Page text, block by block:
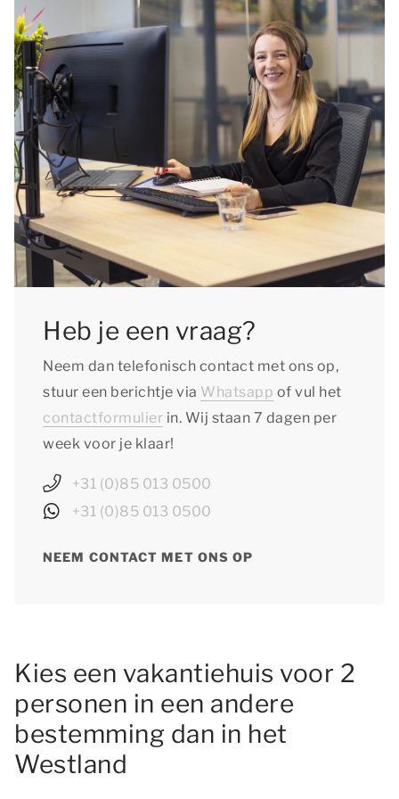
Heb je een vraag?
Neem dan telefonisch contact met ons op,
stuur een berichtje via Whatsapp of vul het
contactformulier in. Wij staan 7 dagen per
week voor je klaar!
+31 (0)85 013 0500
+31 (0)85 013 0500
NEEM CONTACT MET ONS OP
Kies een vakantiehuis voor 2
personen in een andere
bestemming dan in het
Westland